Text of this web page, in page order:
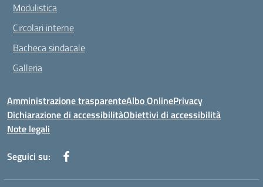
Modulistica
Circolari interne
Bacheca sindacale
Galleria
Amministrazione trasparenteAlbo OnlinePrivacy
Dichiarazione di accessibilitàObiettivi di accessibilità
Note legali
Seguici su: